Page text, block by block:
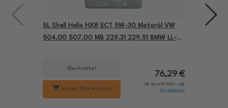
5L Shell Helix HX8 ECT 5W-30 Motoröl VW
504.00 507.00 MB 229.31 229.51 BMW LL-04
Merkzettel
In den Warenkorb
76,29 €
inkl. gesetzl. MwSt., zzgl.
Versandkosten